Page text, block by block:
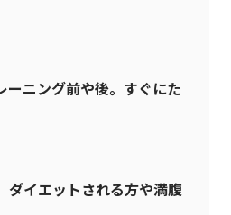
ーニング前や後。すぐにた
ダイエットされる方や満腹